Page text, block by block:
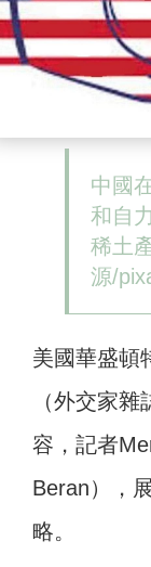
中國
和自
稀土
源/
美國華盛頓
（外交家
容，記者
Beran），
略。